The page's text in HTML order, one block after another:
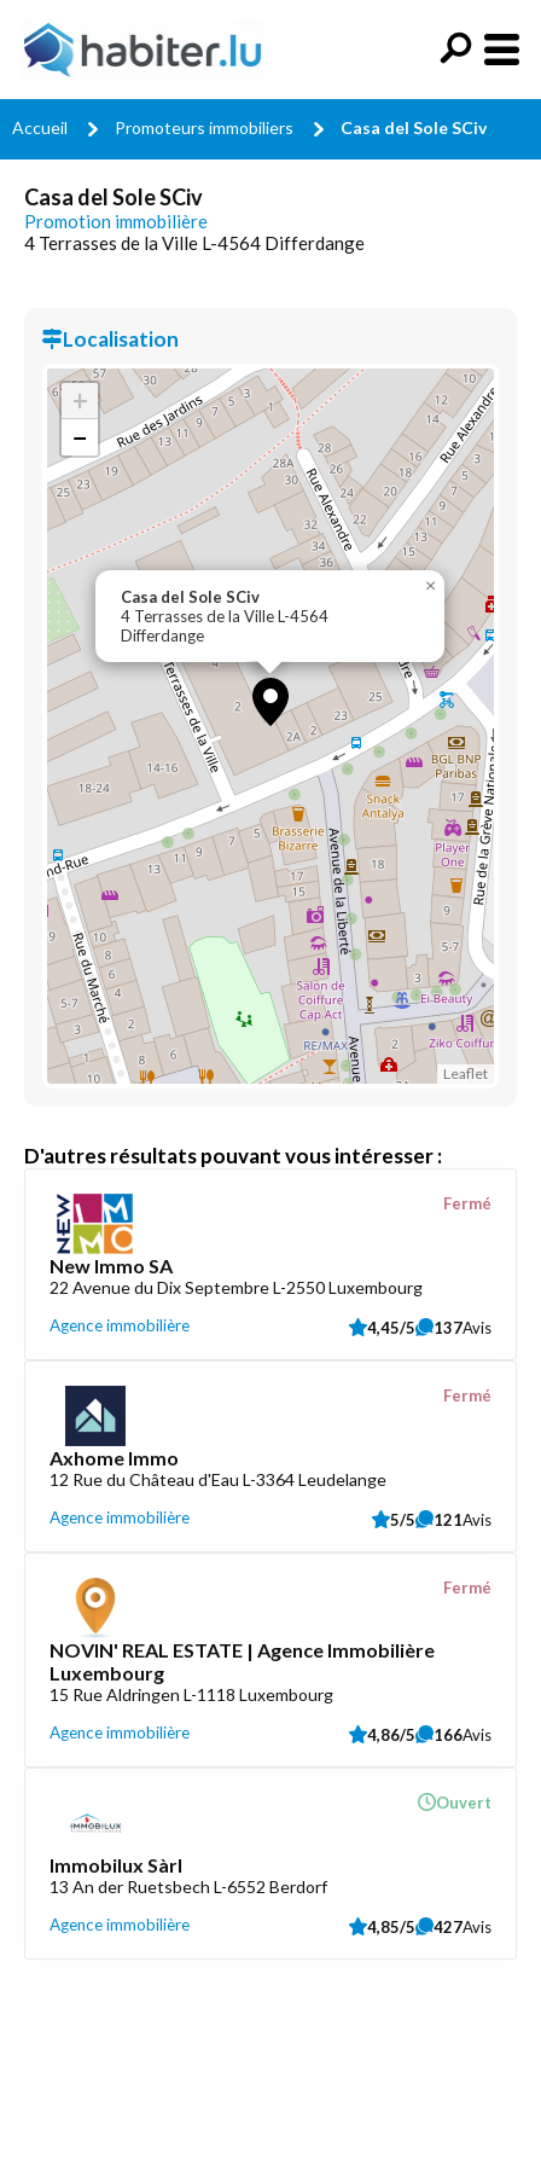
Accueil Promoteurs immobiliers Casa del Sole SCiv
Casa del Sole SCiv
Promotion immobilière
4 Terrasses de la Ville L-4564 Differdange
Localisation
Casa del Sole SCiv
4 Terrasses de la Ville L-4564
Differdange
×
+
−
Leaflet
D'autres résultats pouvant vous intéresser :
New Immo SA
22 Avenue du Dix Septembre L-2550 Luxembourg
Agence immobilière
Fermé
4,45/5 137Avis
Axhome Immo
12 Rue du Château d'Eau L-3364 Leudelange
Agence immobilière
Fermé
5/5 121Avis
NOVIN' REAL ESTATE | Agence Immobilière
Luxembourg
15 Rue Aldringen L-1118 Luxembourg
Agence immobilière
Fermé
4,86/5 166Avis
Immobilux Sàrl
13 An der Ruetsbech L-6552 Berdorf
Agence immobilière
Ouvert
4,85/5 427Avis